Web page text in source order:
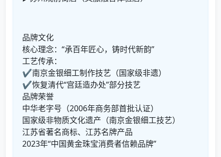
品牌文化
核心理念：“承百年匠心，铸时代新韵”
工艺传承：
✔南京金银细工制作技艺（国家级非遗）
✔恢复清代“宫廷造办处”部分技艺
品牌荣誉
中华老字号（2006年商务部首批认证）
国家级非物质文化遗产（南京金银细工技艺）
江苏省著名商标、江苏名牌产品
2023年“中国黄金珠宝消费者信赖品牌”